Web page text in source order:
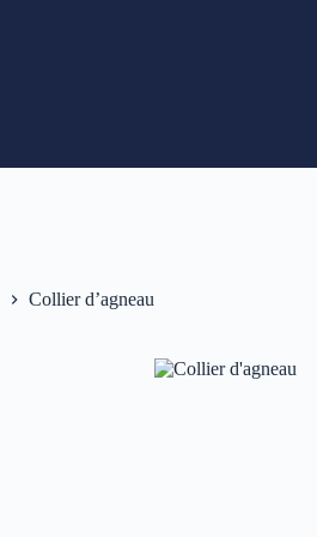
Collier d’agneau